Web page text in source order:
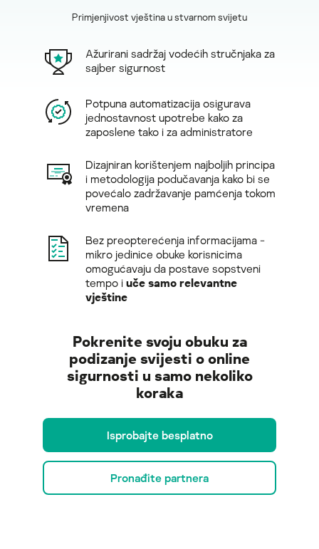
Primjenjivost vještina u stvarnom svijetu
Ažurirani sadržaj vodećih stručnjaka za
sajber sigurnost
Potpuna automatizacija osigurava
jednostavnost upotrebe kako za
zaposlene tako i za administratore
Dizajniran korištenjem najboljih principa
i metodologija podučavanja kako bi se
povećalo zadržavanje pamćenja tokom
vremena
Bez preopterećenja informacijama -
mikro jedinice obuke korisnicima
omogućavaju da postave sopstveni
tempo i uče samo relevantne
vještine
Pokrenite svoju obuku za
podizanje svijesti o online
sigurnosti u samo nekoliko
koraka
Isprobajte besplatno
Pronađite partnera